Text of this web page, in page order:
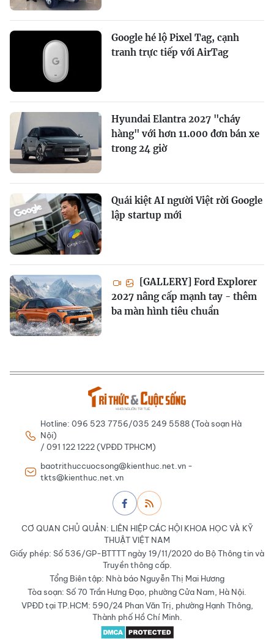
Google hé lộ Pixel Tag, cạnh
tranh trực tiếp với AirTag
Hyundai Elantra 2027 "cháy
hàng" với hơn 11.000 đơn bán xe
trong 24 giờ
Quái kiệt AI người Việt rời Google
lập startup mới
[GALLERY] Ford Explorer
2027 nâng cấp mạnh tay - thêm
ba màn hình tiêu chuẩn
Hotline: 096 523 7756/035 249 5588 (Toà soạn Hà
Nội)
/ 091 122 1222 (VPĐD TPHCM)
baotrithuccuocsong@kienthuc.net.vn -
tkts@kienthuc.net.vn
CƠ QUAN CHỦ QUẢN: LIÊN HIỆP CÁC HỘI KHOA HỌC VÀ KỸ
THUẬT VIỆT NAM
Giấy phép: Số 536/GP-BTTTT ngày 19/11/2020 do Bộ Thông tin và
Truyền thông cấp.
Tổng Biên tập: Nhà báo Nguyễn Thị Mai Hương
Tòa soạn: Số 70 Trần Hưng Đạo, phường Cửa Nam, Hà Nội.
VPĐD tại TP.HCM: 590/24 Phan Văn Trị, phường Hạnh Thông,
Thành phố Hồ Chí Minh.